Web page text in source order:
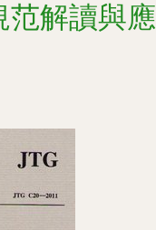
范解讀與應